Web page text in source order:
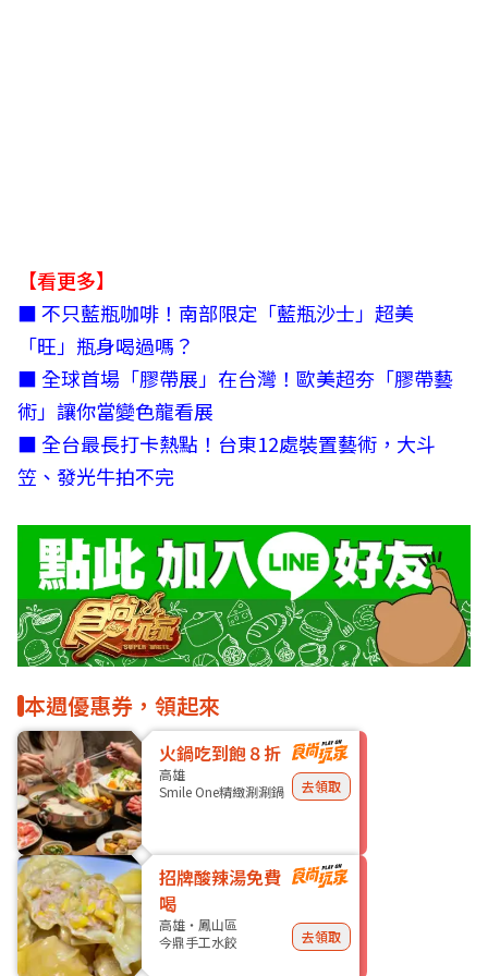
【看更多】
■不只藍瓶咖啡！南部限定「藍瓶沙士」超美
「旺」瓶身喝過嗎？
■ 全球首場「膠帶展」在台灣！歐美超夯「膠帶藝
術」讓你當變色龍看展
■ 全台最長打卡熱點！台東12處裝置藝術，大斗
笠、發光牛拍不完
本週優惠券，領起來
火鍋吃到飽８折
高雄
Smile One精緻涮涮鍋
去領取
招牌酸辣湯免費
喝
高雄・鳳山區
今鼎手工水餃
去領取